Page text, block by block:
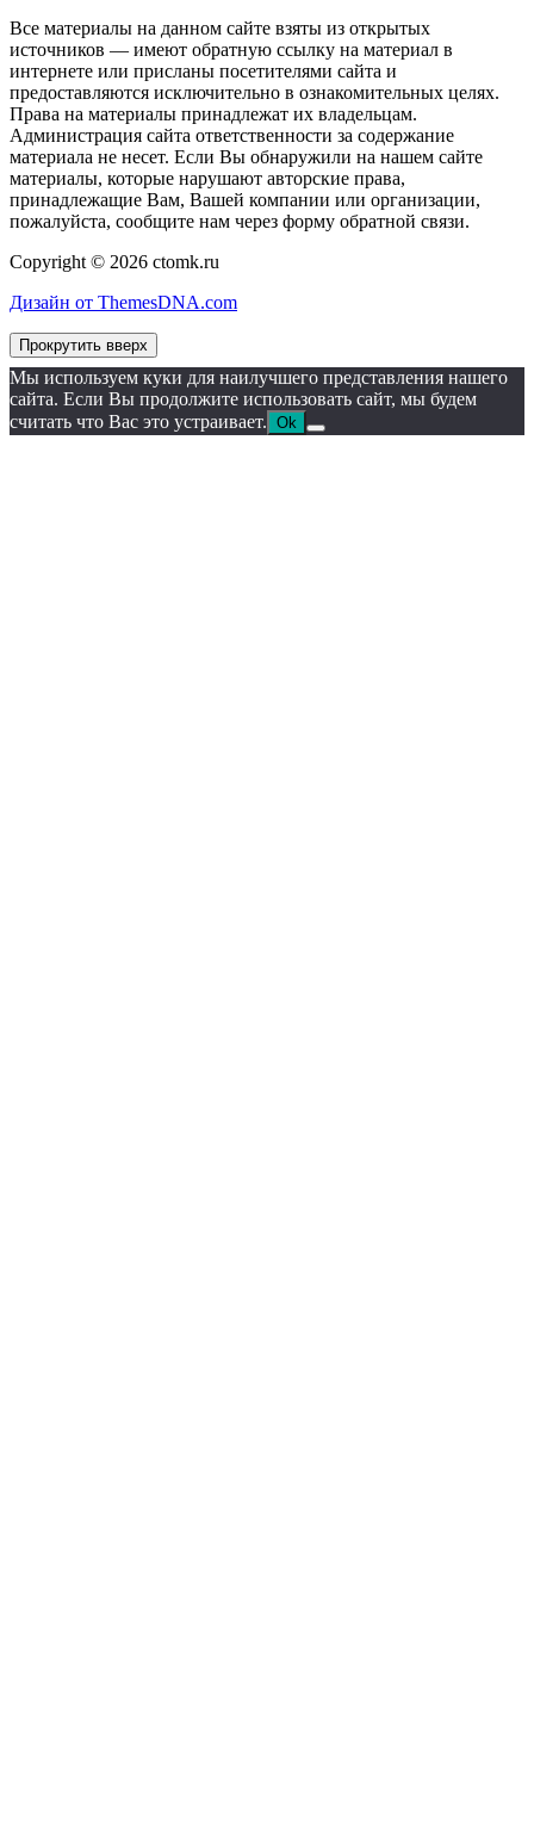
Все материалы на данном сайте взяты из открытых
источников — имеют обратную ссылку на материал в
интернете или присланы посетителями сайта и
предоставляются исключительно в ознакомительных целях.
Права на материалы принадлежат их владельцам.
Администрация сайта ответственности за содержание
материала не несет. Если Вы обнаружили на нашем сайте
материалы, которые нарушают авторские права,
принадлежащие Вам, Вашей компании или организации,
пожалуйста, сообщите нам через форму обратной связи.
Copyright © 2026 ctomk.ru
Дизайн от ThemesDNA.com
Прокрутить вверх
Мы используем куки для наилучшего представления нашего
сайта. Если Вы продолжите использовать сайт, мы будем
считать что Вас это устраивает. Ok